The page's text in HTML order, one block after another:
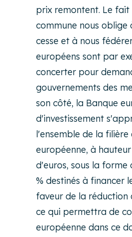
prix remontent. Le
commune nous oblige
cesse et à nous
européens sont par
concerter pour
gouvernements des
son côté, la Banque
d'investissement
l'ensemble de la
européenne, à
d'euros, sous la
% destinés à financer
faveur de la réduction
ce qui permettra de
européenne dans ce